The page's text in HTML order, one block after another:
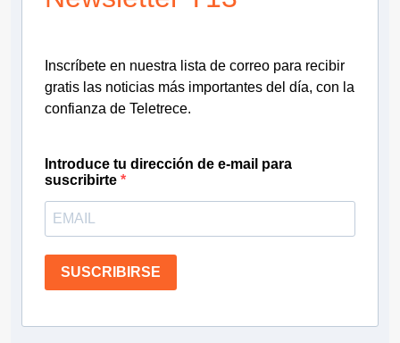
Inscríbete en nuestra lista de correo para recibir
gratis las noticias más importantes del día, con la
confianza de Teletrece.
Introduce tu dirección de e-mail para
suscribirte
SUSCRIBIRSE